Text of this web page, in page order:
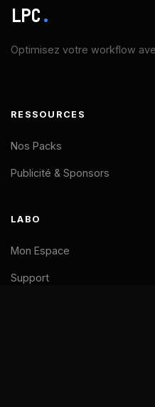
LPC.
Optimisez votre workflow
RESSOURCES
Nos Packs
Publicité & Sponsors
LABO
Mon Espace
Support